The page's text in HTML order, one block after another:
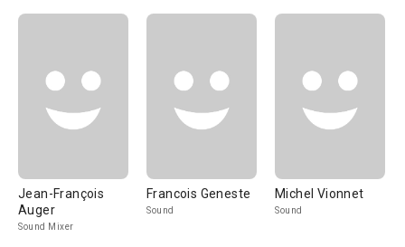
Jean-François
Auger
Sound Mixer
Francois Geneste
Sound
Michel Vionnet
Sound